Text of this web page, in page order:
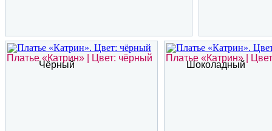
Платье «Катрин» | Цвет: чёрный
Чёрный
Платье «Катрин» |
Шоколадный